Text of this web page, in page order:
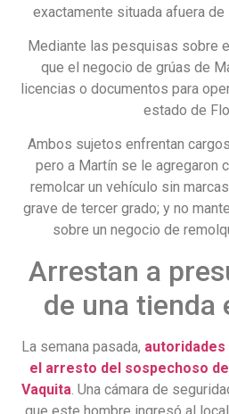
exactamente situada afuera de
Mediante las pesquisas sobre
que el negocio de grúas de
licencias o documentos para
estado de
Ambos sujetos enfrentan
pero a Martín se le agregaron
remolcar un vehículo sin
grave de tercer grado; y no
sobre un negocio de
Arrestan a
de una tienda
La semana pasada,
el arresto del sospechoso
Vaquita. Una cámara de